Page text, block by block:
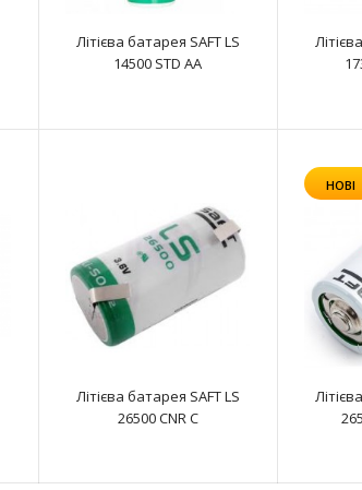
Літієва батарея SAFT LS 14500 2PF AA
Літієва батарея SAFT LS
14500 STD AA
Літієва батарея SAFT LS
26500 CNR C
НОВІ